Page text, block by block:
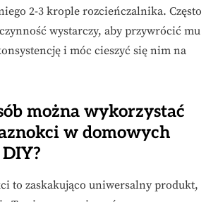
2-3 krople rozcieńczalnika. Często
wystarczy, aby przywrócić mu
i móc cieszyć się nim na
można wykorzystać
w domowych
to zaskakująco uniwersalny produkt,